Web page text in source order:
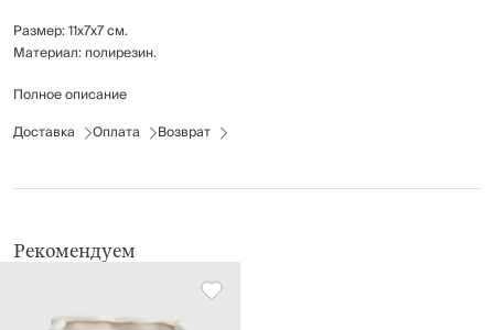
Размер: 11х7х7 см.
Материал: полирезин.
Рекомендации по уходу: мыть вручную с применением мягких
Полное описание
Доставка
Оплата Возврат
Рекомендуем